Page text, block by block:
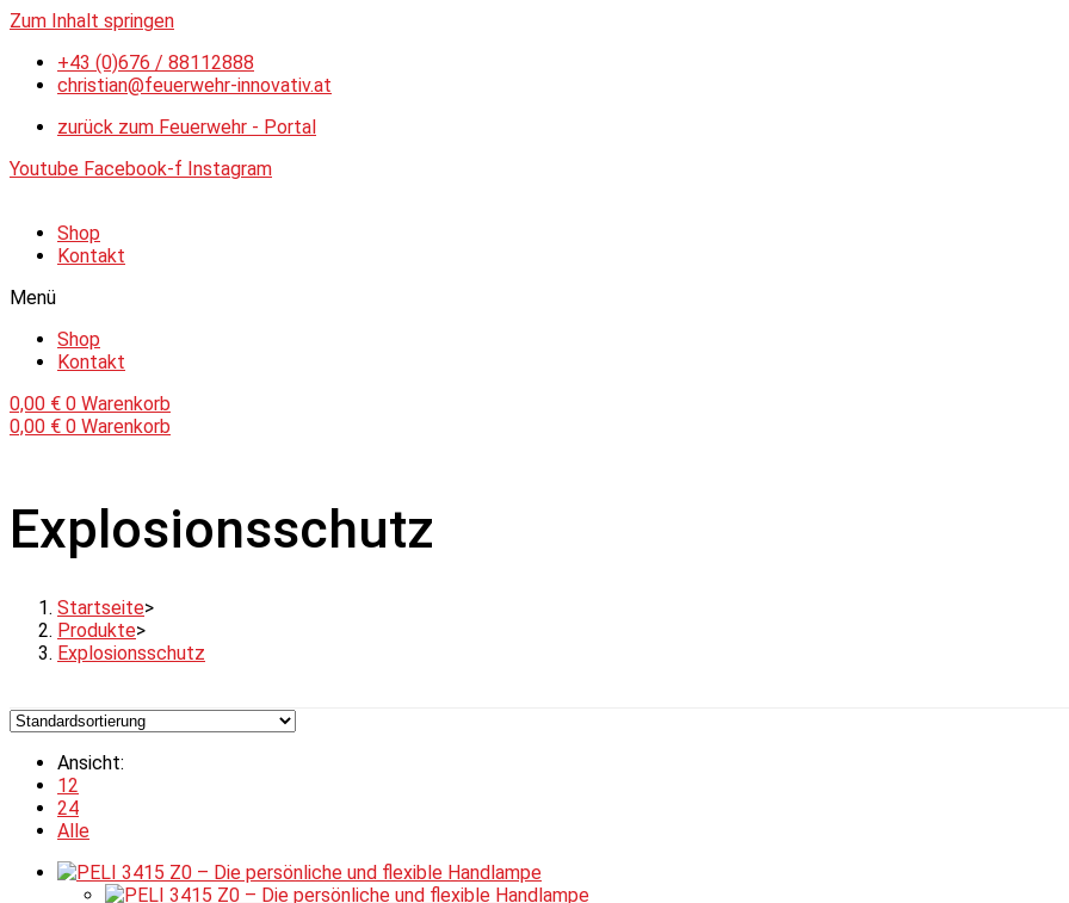
Zum Inhalt springen
+43 (0)676 / 88112888
christian@feuerwehr-innovativ.at
zurück zum Feuerwehr - Portal
Youtube Facebook-f Instagram
Shop
Kontakt
Menü
Shop
Kontakt
0,00 € 0 Warenkorb
0,00 € 0 Warenkorb
Explosionsschutz
Startseite>
Produkte>
Explosionsschutz
Ansicht:
12
24
Alle